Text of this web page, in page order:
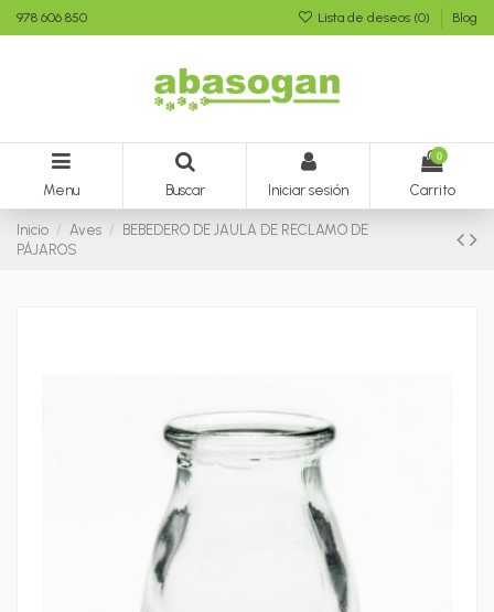
978 606 850 Lista de deseos (0) Blog
Menu Buscar Iniciar sesión
0
Carrito
Inicio Aves
BEBEDERO DE JAULA DE RECLAMO DE
PÁJAROS